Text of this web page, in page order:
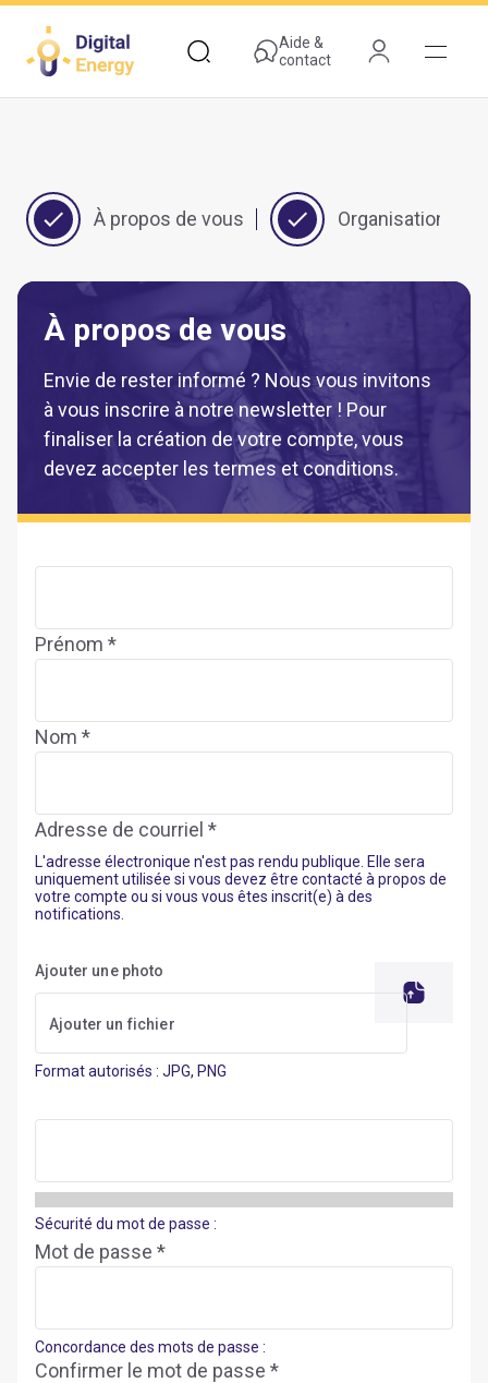
contenu
principal
Aide &
contact
À propos de vous Organisation
À propos de vous
Envie de rester informé ? Nous vous invitons
à vous inscrire à notre newsletter ! Pour
finaliser la création de votre compte, vous
devez accepter les termes et conditions.
Prénom *
Nom *
Adresse de courriel *
L'adresse électronique n'est pas rendu publique. Elle sera
uniquement utilisée si vous devez être contacté à propos de
votre compte ou si vous vous êtes inscrit(e) à des
notifications.
Ajouter une photo
Format autorisés : JPG, PNG
Sécurité du mot de passe :
Mot de passe *
Concordance des mots de passe :
Confirmer le mot de passe *